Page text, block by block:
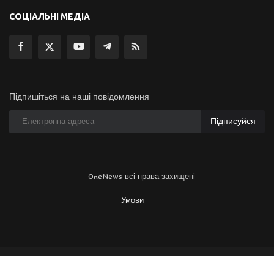
СОЦІАЛЬНІ МЕДІА
Підпишіться на наші повідомлення
Підписуйся
OneNews всі права захищені
Умови